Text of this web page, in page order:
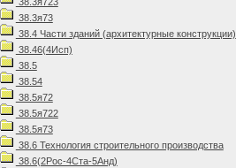
38.3я73
38.4 Части зданий (архитектурные конструкции)
38.46(4Исп)
38.5
38.54
38.5я72
38.5я722
38.5я73
38.6 Технология строительного производства
38.6(2Рос-4Ста-5Анд)